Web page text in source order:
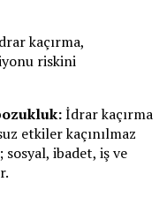
kaçırma,
riskini
İdrar kaçırma
etkiler kaçınılmaz
ibadet, iş ve